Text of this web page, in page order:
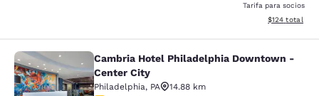
Tarifa para socios
Ver detalles
$124 total
Cambria Hotel Philadelphia
Cambria Hotel Philadelphia Downtown -
Center City
Philadelphia, PA
14.88 km